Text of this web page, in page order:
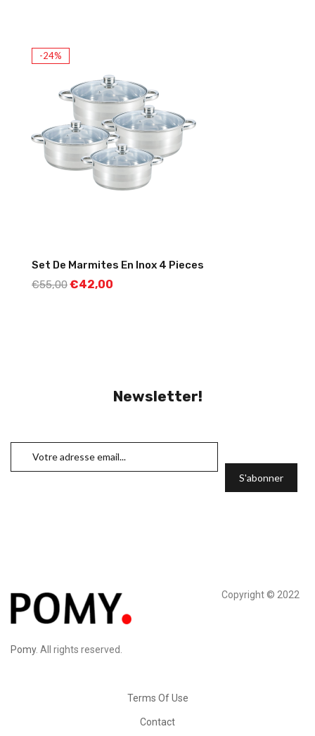
-24%
Set De Marmites En Inox 4 Pieces
€55,00€42,00
Newsletter!
Copyright © 2022
Pomy. All rights reserved.
Terms Of Use
Contact